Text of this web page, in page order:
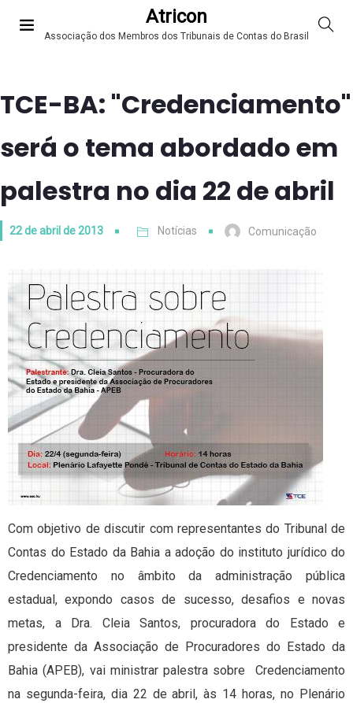
Atricon
Associação dos Membros dos Tribunais de Contas do Brasil
TCE-BA: "Credenciamento"
será o tema abordado em
palestra no dia 22 de abril
22 de abril de 2013 Notícias Comunicação
Com objetivo de discutir com representantes do Tribunal de
Contas do Estado da Bahia a adoção do instituto jurídico do
Credenciamento no âmbito da administração pública
estadual, expondo casos de sucesso, desafios e novas
metas, a Dra. Cleia Santos, procuradora do Estado e
presidente da Associação de Procuradores do Estado da
Bahia (APEB), vai ministrar palestra sobre Credenciamento
na segunda-feira, dia 22 de abril, às 14 horas, no Plenário